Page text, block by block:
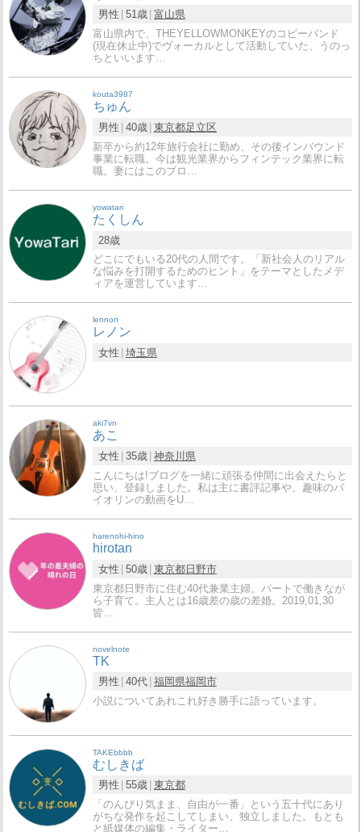
男性 51歳 富山県
富山県内で、THEYELLOWMONKEYのコピーバンド
(現在休止中)でヴォーカルとして活動していた、うのっ
ちといいます…
kouta3987
ちゅん
男性 40歳 東京都足立区
新卒から約12年旅行会社に勤め、その後インバウンド
事業に転職。今は観光業界からフィンテック業界に転
職。妻にはこのブロ…
yowatari
たくしん
28歳
どこにでもいる20代の人間です。「新社会人のリアル
な悩みを打開するためのヒント」をテーマとしたメデ
ィアを運営しています…
lennon
レノン
女性 埼玉県
aki7vn
あこ
女性 35歳 神奈川県
こんにちは!ブログを一緒に頑張る仲間に出会えたらと
思い、登録しました。私は主に書評記事や、趣味のバ
イオリンの動画をU…
harenohi-hino
hirotan
女性 50歳 東京都日野市
東京都日野市に住む40代兼業主婦。パートで働きなが
ら子育て。主人とは16歳差の歳の差婚。2019,01,30
皆…
novelnote
TK
男性 40代 福岡県福岡市
小説についてあれこれ好き勝手に語っています。
TAKEbbbb
むしきば
男性 55歳 東京都
「のんびり気まま、自由が一番」という五十代にあり
がちな発作を起こしてしまい、独立しました。もとも
と紙媒体の編集・ライター…